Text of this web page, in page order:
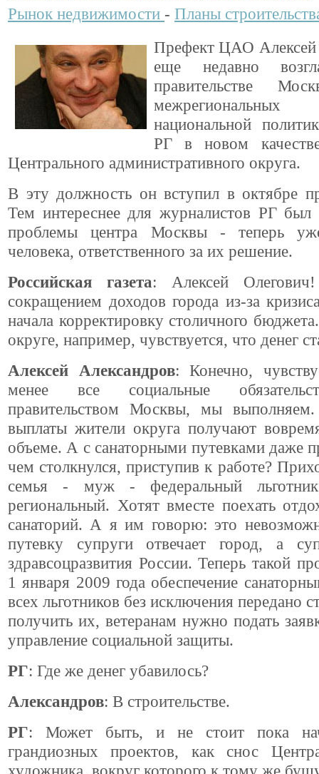
Рынок недвижимости - Планы
Префект ЦАО Алексей
еще недавно
правительстве
национальной
РГ в новом
Центрального административного округа.
В эту должность он вступил в октябре
Тем интереснее для журналистов РГ был
проблемы центра Москвы - теперь
человека, ответственного за их решение.
Российская газета: Алексей
сокращением доходов города из-за
начала корректировку столичного
округе, например, чувствуется, что денег
Алексей Александров: Конечно,
менее все социальные
правительством Москвы, мы
выплаты жители округа получают
объеме. А с санаторными путевками даже
чем столкнулся, приступив к работе?
семья - муж - федеральный
региональный. Хотят вместе поехать
санаторий. А я им говорю: это
путевку супруги отвечает город, а
здравсоцразвития России. Теперь такой
1 января 2009 года обеспечение
всех льготников без исключения передано
получить их, ветеранам нужно подать
управление социальной защиты.
РГ: Где же денег убавилось?
Александров: В строительстве.
РГ: Может быть, и не стоит пока
грандиозных проектов, как снос